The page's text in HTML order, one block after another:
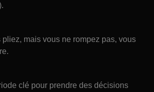
pliez, mais vous ne rompez pas, vous
clé pour prendre des décisions